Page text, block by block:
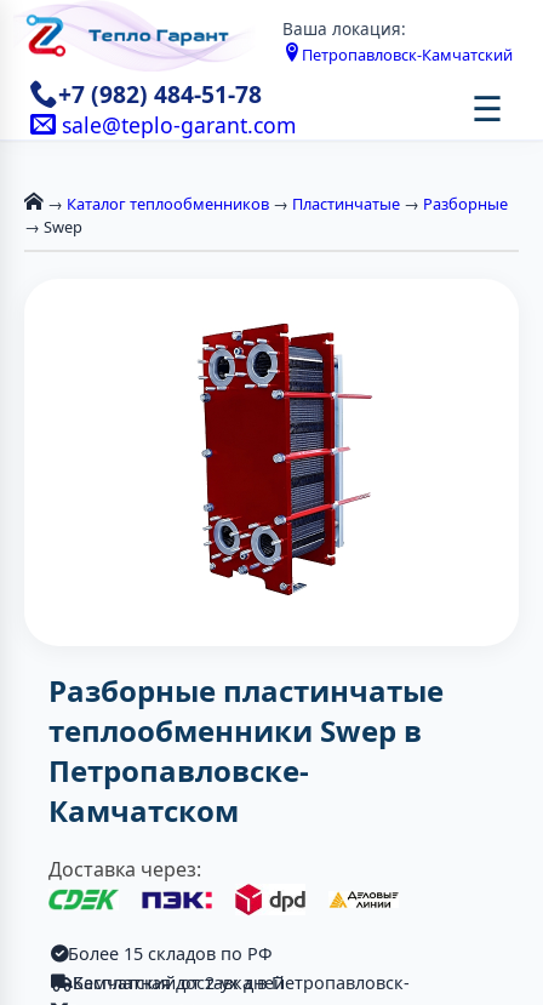
Ваша локация:
Петропавловск-Камчатский
+7 (982) 484-51-78
sale@teplo-garant.com ☰
→ Каталог теплообменников → Пластинчатые → Разборные
→ Swep
Разборные пластинчатые
теплообменники Swep в
Петропавловске-
Камчатском
Доставка через:
Более 15 складов по РФ
Бесплатная доставка в Петропавловск-Камчатский от 2-ух дней